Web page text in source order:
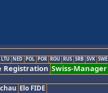
LTU NED POL POR ROU RUS SRB SVK SWE
Registration Swiss-Manager
Elo FIDE